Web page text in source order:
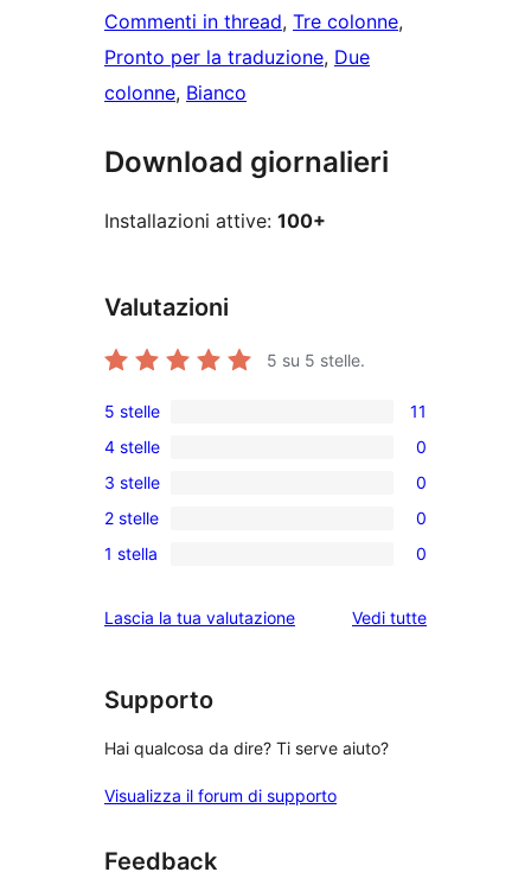
Commenti in thread, Tre colonne
Pronto per la traduzione, Due
colonne, Bianco
Download giornalieri
Installazioni attive: 100+
Valutazioni
5 su 5 stelle.
11
recensioni
a
5-
stelle
5 stelle 11
0
recensioni
a
4-
4 stelle 0
0
recensioni
a
stelle
3 stelle 0
0
recensioni
2-
2 stelle 0
0
a
stelle
1 stella 0
Lascia la tua valutazione Vedi tuttele
Supporto
Hai qualcosa da dire? Ti serve aiuto?
Visualizza il forum di supporto
Feedback